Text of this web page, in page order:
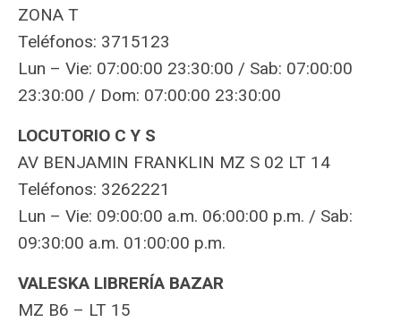
ZONA T
Teléfonos: 3715123
Lun – Vie: 07:00:00 23:30:00 / Sab: 07:00:00
23:30:00 / Dom: 07:00:00 23:30:00
LOCUTORIO C Y S
AV BENJAMIN FRANKLIN MZ S 02 LT 14
Teléfonos: 3262221
Lun – Vie: 09:00:00 a.m. 06:00:00 p.m. / Sab:
09:30:00 a.m. 01:00:00 p.m.
VALESKA LIBRERÍA BAZAR
MZ B6 – LT 15